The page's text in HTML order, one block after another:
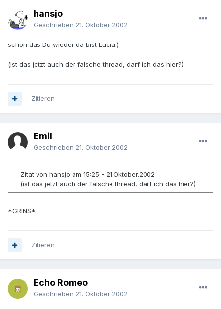
hansjo
Geschrieben 21. Oktober 2002
schön das Du wieder da bist Lucia:)
(ist das jetzt auch der falsche thread, darf ich das hier?)
Zitieren
Emil
Geschrieben 21. Oktober 2002
Zitat von hansjo am 15:25 - 21.Oktober.2002
(ist das jetzt auch der falsche thread, darf ich das hier?)
*GRINS*
Zitieren
Echo Romeo
Geschrieben 21. Oktober 2002